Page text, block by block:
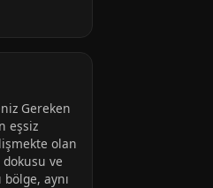
Gereken
eşsiz
olan
ve
aynı